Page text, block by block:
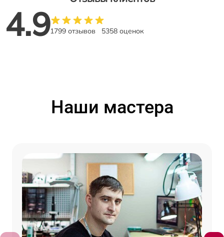
4.91799 отзывов 5358 оценок
Наши мастера